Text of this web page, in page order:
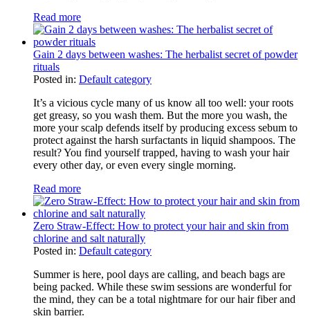
Read more
Gain 2 days between washes: The herbalist secret of powder
rituals
Posted in: Default category
It’s a vicious cycle many of us know all too well: your roots
get greasy, so you wash them. But the more you wash, the
more your scalp defends itself by producing excess sebum to
protect against the harsh surfactants in liquid shampoos. The
result? You find yourself trapped, having to wash your hair
every other day, or even every single morning.
Read more
Zero Straw-Effect: How to protect your hair and skin from
chlorine and salt naturally
Posted in: Default category
Summer is here, pool days are calling, and beach bags are
being packed. While these swim sessions are wonderful for
the mind, they can be a total nightmare for our hair fiber and
skin barrier.